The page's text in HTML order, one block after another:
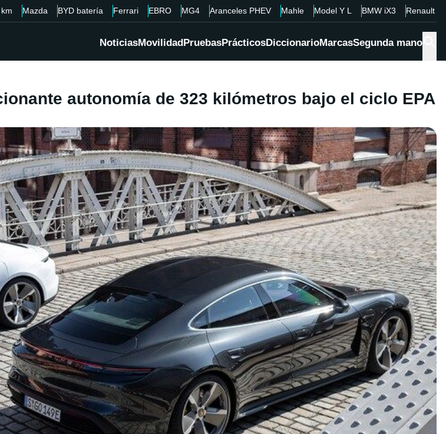
Mazda BYD batería Ferrari EBRO MG4 Aranceles PHEV Mahle Model Y L BMW iX3 Renault
NoticiasMovilidadPruebasPrácticosDiccionarioMarcasSegunda mano
autonomía de 323 kilómetros bajo el ciclo EPA